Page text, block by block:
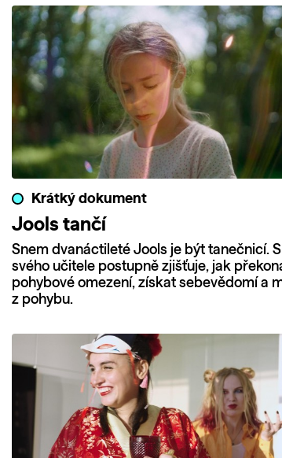
Krátký dokument
Jools tančí
Snem dvanáctileté Jools je být tanečnicí.
svého učitele postupně zjišťuje, jak
pohybové omezení, získat sebevědomí a
z pohybu.